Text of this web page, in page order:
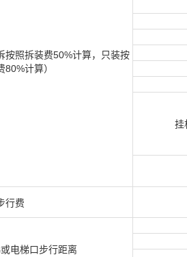
按照拆装费50%计算，只装按
80%计算）
挂
行费
电梯口步行距离